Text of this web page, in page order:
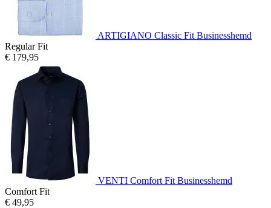
ARTIGIANO Classic Fit Businesshemd
Regular Fit
€ 179,95
VENTI Comfort Fit Businesshemd
Comfort Fit
€ 49,95